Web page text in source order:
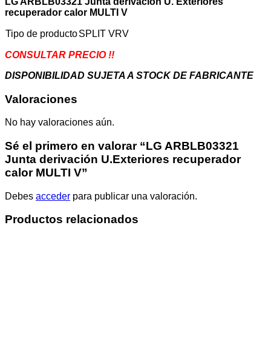
V
recuperador calor MULTI V
Tipo de productoSPLIT VRV
CONSULTAR PRECIO !!
DISPONIBILIDAD SUJETA A STOCK DE FABRICANTE
Valoraciones
No hay valoraciones aún.
Sé el primero en valorar “LG ARBLB03321
Junta derivación U.Exteriores recuperador
calor MULTI V”
Debes acceder para publicar una valoración.
Productos relacionados